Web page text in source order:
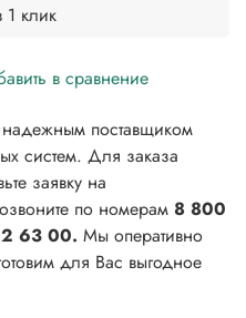
в сравнение
1 клик
надежным поставщиком
систем. Для заказа
заявку на
по номерам 8 800
63 00. Мы оперативно
для Вас выгодное